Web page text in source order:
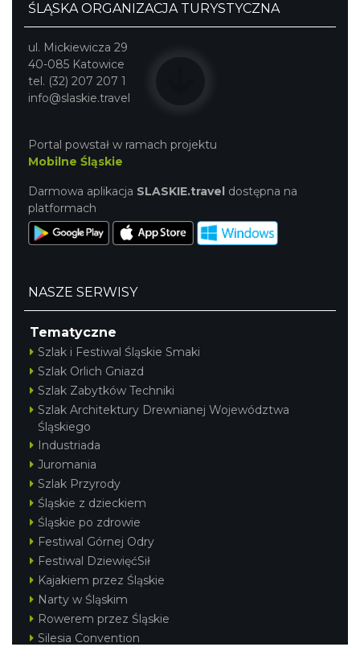
Wystawa prof. Włodzimierza
Kwiatkowskiego w Tichauer Art Gallery
Tychy
OFF Festival 2026
Katowice
ŚLĄSKA ORGANIZACJA TURYSTYCZNA
ul. Mickiewicza 29
40-085 Katowice
tel. (32) 207 207 1
info@slaskie.travel
Portal powstał w ramach projektu
Mobilne Śląskie
Darmowa aplikacja SLASKIE.travel dostępna na
platformach
NASZE SERWISY
Tematyczne
Szlak i Festiwal Śląskie Smaki
Szlak Orlich Gniazd
Szlak Zabytków Techniki
Szlak Architektury Drewnianej Województwa
Śląskiego
Industriada
Juromania
Szlak Przyrody
Śląskie z dzieckiem
Śląskie po zdrowie
Festiwal Górnej Odry
Festiwal DziewięćSił
Kajakiem przez Śląskie
Narty w Śląskim
Rowerem przez Śląskie
Silesia Convention